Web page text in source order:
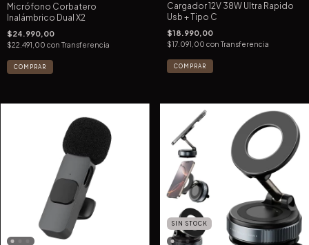
Micrófono Corbatero
Inalámbrico Dual X2
$24.990,00
$22.491,00 con Transferencia
Cargador 12V 38W Ultra Rapido
Usb + Tipo C
$18.990,00
$17.091,00 con Transferencia
SIN STOCK